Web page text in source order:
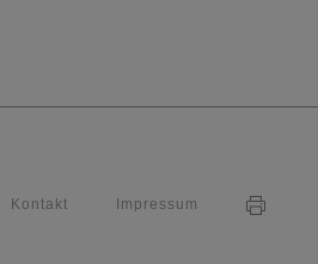
Kontakt Impressum